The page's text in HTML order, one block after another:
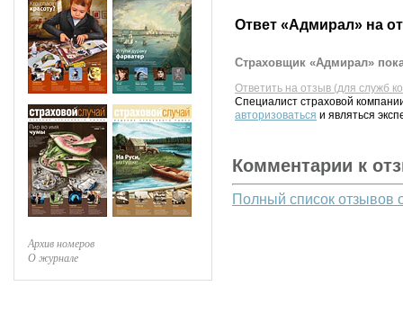
Архив номеров
О журнале
Ответ «Адмирал» на
Страховщик «Адмирал»
Ответить на отзыв (для служб
Специалист страховой
авторизоваться и являться
Комментарии к
Полный список отзывов